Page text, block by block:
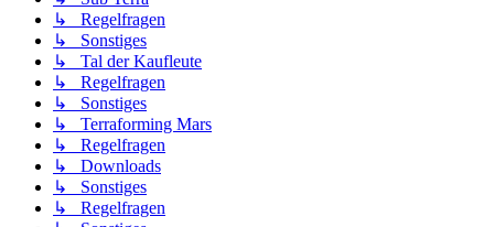
↳ Regelfragen
↳ Sonstiges
↳ Tal der Kaufleute
↳ Regelfragen
↳ Sonstiges
↳ Terraforming Mars
↳ Regelfragen
↳ Downloads
↳ Sonstiges
↳ Regelfragen